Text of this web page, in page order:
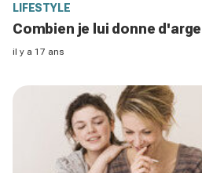
LIFESTYLE
Combien je lui donne
il y a 17 ans